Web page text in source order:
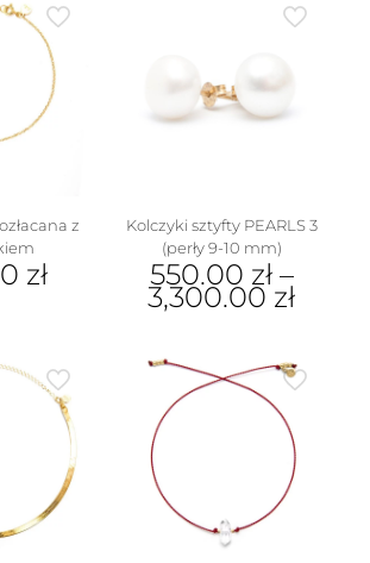
wariantów.
wybrać
na
z
zł
Kolczyki sztyfty PEARLS 3
(perły 9-10 mm)
550.00 zł–
3,300.00 zł
ma
wiele
wariantów.
stronie
produktu